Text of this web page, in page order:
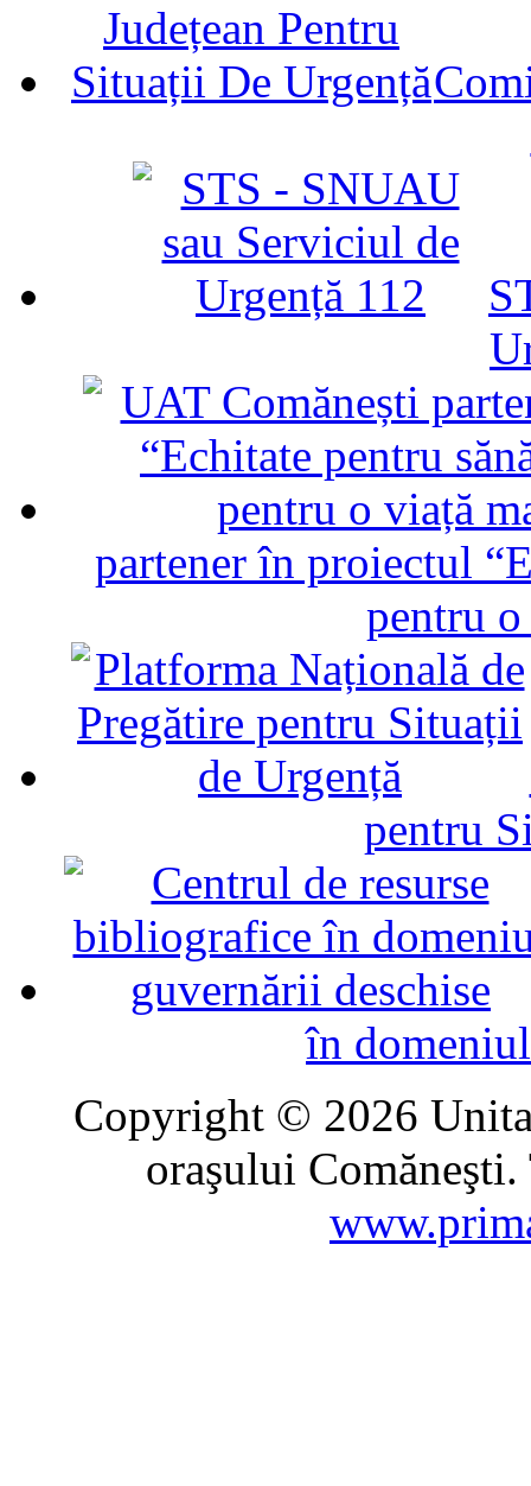
partener în proiectul
pentru
pentru
în
Copyright © 2026
oraşului